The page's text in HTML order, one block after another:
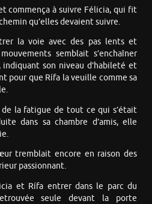
commença à suivre Félicia, qui fit
qu’elles devaient suivre.
la voie avec des pas lents et
semblait s’enchaîner
son niveau d’habileté et
pour que Rífa la veuille comme sa
de la fatigue de tout ce qui s’était
dans sa chambre d’amis, elle
tremblait encore en raison des
passionnant.
et Rífa entrer dans le parc du
seule devant la porte